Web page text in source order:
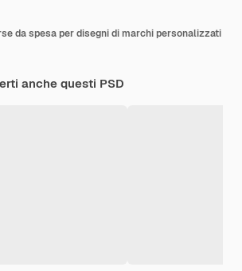
da spesa per disegni di marchi personalizzati
anche questi PSD